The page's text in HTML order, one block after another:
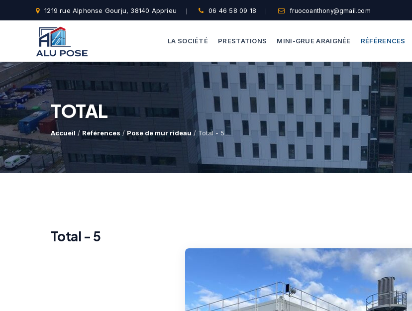
1219 rue Alphonse Gourju, 38140 Apprieu 06 46 58 09 18 fruocoanthony@gmail.com
LA SOCIÉTÉ PRESTATIONS
Dépannage Vitrages
Vitrine Magasin
Expertise Bris De Glace
Recherche De Fuite
MINI-GRUE ARAIGNÉE
Capacité De Levage
Nos Formules
RÉFÉRENCES
TOTAL
Accueil / Références /Pose de mur rideau / Total - 5
Total - 5